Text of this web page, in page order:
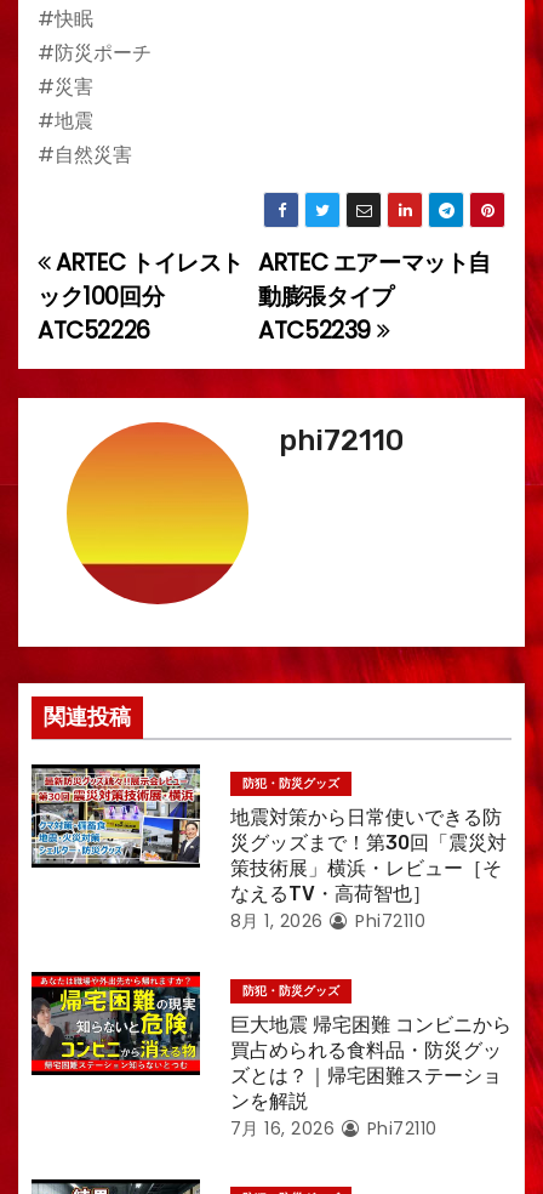
#快眠
#防災ポーチ
#災害
#地震
#自然災害
投
稿
ナ
ゲ
ー
ン
ARTEC エアーマット自
動膨張タイプ
ATC52239
ARTEC トイレスト
ック100回分
ATC52226
phi72110
関連投稿
防犯・防災グッズ
地震対策から日常使いできる防
災グッズまで！第30回「震災対
策技術展」横浜・レビュー［そ
なえるTV・高荷智也］
8月 1, 2026 Phi72110
防犯・防災グッズ
巨大地震 帰宅困難 コンビニから
買占められる食料品・防災グッ
ズとは？｜帰宅困難ステーショ
ンを解説
7月 16, 2026 Phi72110